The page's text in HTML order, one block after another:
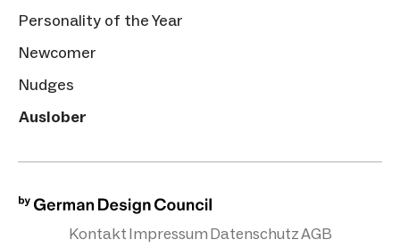
Personality of the Year
Newcomer
Nudges
Auslober
KontaktImpressumDatenschutzAGB